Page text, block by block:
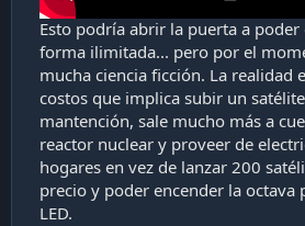
Esto podría abrir la puerta a
forma ilimitada... pero por el
mucha ciencia ficción. La realidad
costos que implica subir un
mantención, sale mucho más a
reactor nuclear y proveer de
hogares en vez de lanzar 200
precio y poder encender la octava
LED.